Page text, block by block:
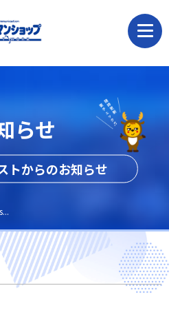
らせ
トからのお知らせ